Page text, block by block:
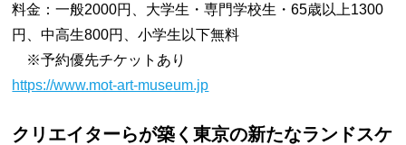
料金：一般2000円、大学生・専門学校生・65歳以上1300
円、中高生800円、小学生以下無料
※予約優先チケットあり
https://www.mot-art-museum.jp
クリエイターらが築く東京の新たなランドスケ